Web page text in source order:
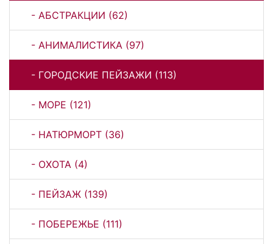
- АБСТРАКЦИИ (62)
- АНИМАЛИСТИКА (97)
- ГОРОДСКИЕ ПЕЙЗАЖИ (113)
- МОРЕ (121)
- НАТЮРМОРТ (36)
- ОХОТА (4)
- ПЕЙЗАЖ (139)
- ПОБЕРЕЖЬЕ (111)